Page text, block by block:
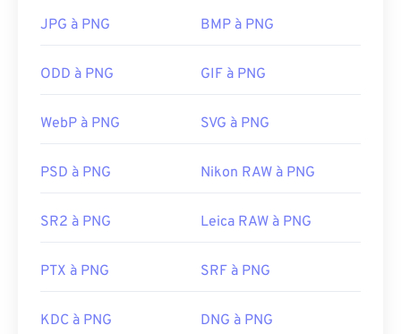
compression sans perte
Comment ouvrir un fichier PNG ?
visionneuse d'images par défaut de votre système
lisibles sur tous les navigateurs web. Si vous
PNG, utilisez nos convertisseurs PNG vers JPG
Photoshopsont utiles pour ouvrir et modifier les
JPG à PNG BMP à PNG
ODD à PNG GIF à PNG
WebP à PNG SVG à PNG
PSD à PNG Nikon RAW à PNG
SR2 à PNG Leica RAW à PNG
PTX à PNG SRF à PNG
KDC à PNG DNG à PNG